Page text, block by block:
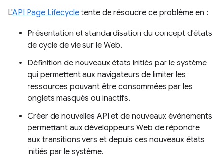
L'API Page Lifecycle tente de résoudre ce problème en :
Présentation et standardisation du concept d'états
de cycle de vie sur le Web.
Définition de nouveaux états initiés par le système
qui permettent aux navigateurs de limiter les
ressources pouvant être consommées par les
onglets masqués ou inactifs.
Créer de nouvelles API et de nouveaux événements
permettant aux développeurs Web de répondre
aux transitions vers et depuis ces nouveaux états
initiés par le système.